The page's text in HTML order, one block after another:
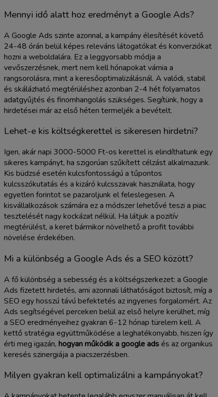
Mennyi idő alatt hoz eredményt a Google Ads?
A Google Ads szinte azonnal, a kampány élesítését követő
24-48 órán belül képes releváns látogatókat és konverziókat
hozni a weboldalára. Ez a leggyorsabb módja a
vevőszerzésnek, mert nem kell hónapokat várnia a
rangsorolásra, mint a keresőoptimalizálásnál. A valódi, stabil
és skálázható megtérüléshez azonban 2-4 hét folyamatos
adatgyűjtés és finomhangolás szükséges. Segítünk, hogy a
hirdetései már az első héten termeljék a bevételt.
Lehet-e kis költségkerettel is sikeresen hirdetni?
Igen, akár napi 3000-5000 Ft-os kerettel is elindíthatunk egy
sikeres kampányt, ha szigorúan szűkített célzást alkalmazunk.
Kis büdzsé esetén kulcsfontosságú a tűpontos
kulcsszókutatás és a kizáró kulcsszavak használata, hogy
egyetlen forintot se pazaroljunk el feleslegesen. A
kisvállalkozások számára ez a módszer lehetővé teszi a piac
tesztelését nagy kockázat nélkül. Ha látjuk a pozitív
megtérülést, a keret bármikor növelhető a profit további
növelése érdekében.
Mi a különbség a Google Ads és a SEO között?
A fő különbség a sebesség és a költségszerkezet: a Google
Ads fizetett hirdetés, ami azonnali láthatóságot biztosít, míg a
SEO egy hosszú távú befektetés az ingyenes forgalomért. Az
Ads segítségével perceken belül az első helyre kerülhet, míg
a SEO eredményeihez gyakran 6-12 hónap türelem kell. A
kettő stratégia együttműködése a leghatékonyabb, hiszen így
érti meg igazán, hogyan működik a google adsés az organikus
keresés szinergiája a piacszerzésben.
Milyen gyakran kell optimalizálni a kampányokat?